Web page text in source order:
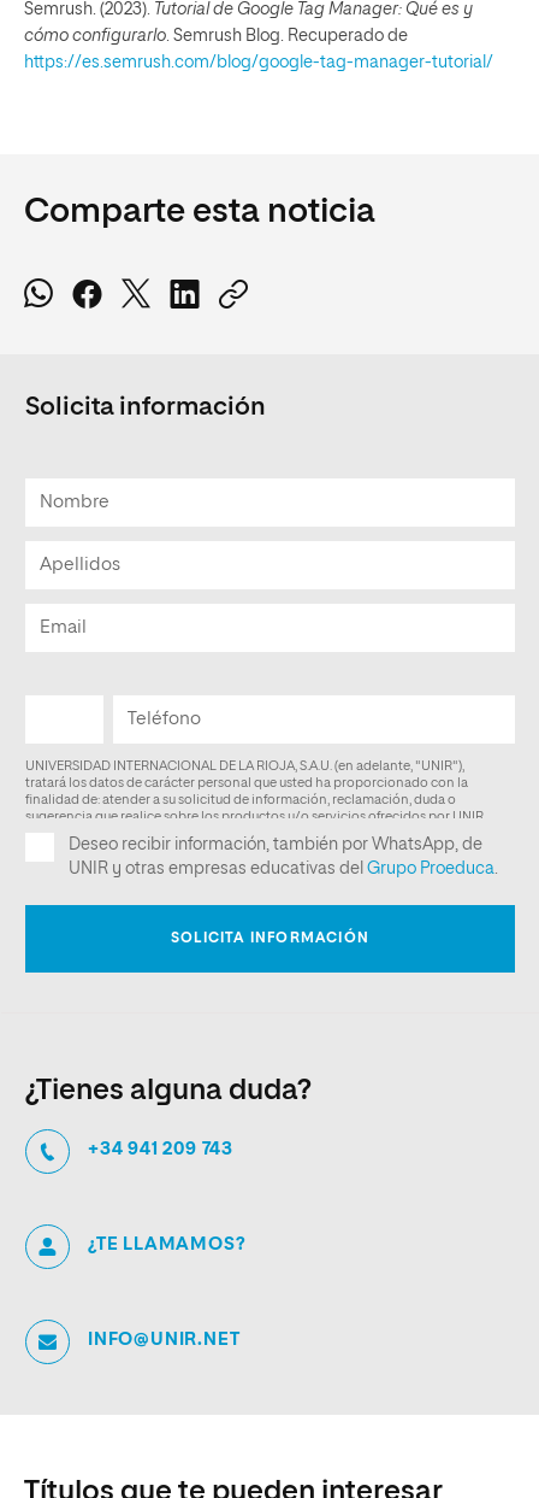
Semrush. (2023). Tutorial de Google Tag Manager: Qué es y
cómo configurarlo. Semrush Blog. Recuperado de
https://es.semrush.com/blog/google-tag-manager-tutorial/
Comparte esta noticia
Solicita información
¿Tienes alguna duda?
+34 941 209 743
¿TE LLAMAMOS?
INFO@UNIR.NET
Títulos que te pueden interesar